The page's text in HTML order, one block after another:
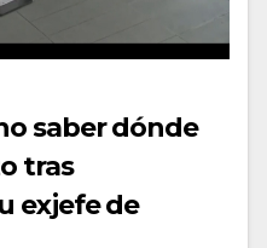
saber dónde
tras
exjefe de